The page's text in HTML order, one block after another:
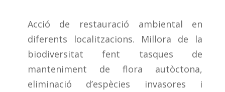
Acció de restauració ambiental en
diferents localitzacions. Millora de la
biodiversitat fent tasques de
manteniment de flora autòctona,
eliminació d’espècies invasores i